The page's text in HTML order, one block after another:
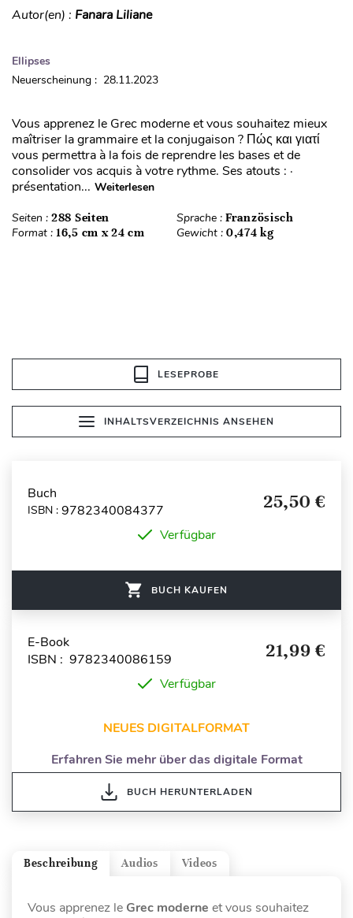
Autor(en) : Fanara Liliane
Ellipses
Neuerscheinung : 28.11.2023
Vous apprenez le Grec moderne et vous souhaitez mieux
maîtriser la grammaire et la conjugaison ? Πώς και γιατί
vous permettra à la fois de reprendre les bases et de
consolider vos acquis à votre rythme. Ses atouts : ·
présentation... Weiterlesen
Seiten : 288 Seiten Sprache : Französisch
Format : 16,5 cm x 24 cm Gewicht : 0,474 kg
LESEPROBE
INHALTSVERZEICHNIS ANSEHEN
Buch
ISBN : 9782340084377 25,50 €
Verfügbar
BUCH KAUFEN
E-Book
ISBN : 9782340086159
21,99 €
Verfügbar
NEUES DIGITALFORMAT
Erfahren Sie mehr über das digitale Format
BUCH HERUNTERLADEN
Videos
Audios
Beschreibung
Vous apprenez le Grec moderne et vous souhaitez